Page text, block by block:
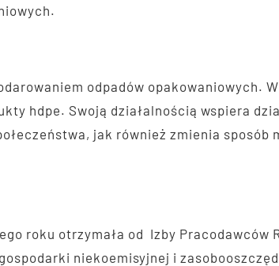
odpadów opakowaniowych.
hdpe. Swoją działalnością wspiera
jak również zmienia sposób
roku otrzymała od Izby Pracodawców
niekoemisyjnej i